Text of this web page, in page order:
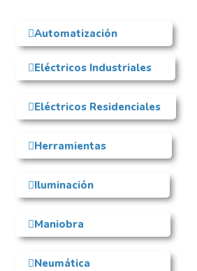
Automatización
Eléctricos Industriales
Eléctricos Residenciales
Herramientas
Iluminación
Maniobra
Neumática